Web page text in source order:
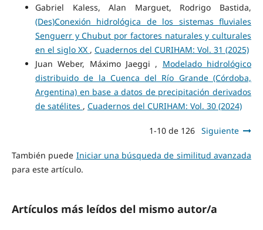
Gabriel Kaless, Alan Marguet, Rodrigo Bastida,
(Des)Conexión hidrológica de los sistemas fluviales
Senguerr y Chubut por factores naturales y culturales
en el siglo XX , Cuadernos del CURIHAM: Vol. 31 (2025)
Juan Weber, Máximo Jaeggi , Modelado hidrológico
distribuido de la Cuenca del Río Grande (Córdoba,
Argentina) en base a datos de precipitación derivados
de satélites , Cuadernos del CURIHAM: Vol. 30 (2024)
1-10 de 126 Siguiente
También puede Iniciar una búsqueda de similitud avanzada
para este artículo.
Artículos más leídos del mismo autor/a